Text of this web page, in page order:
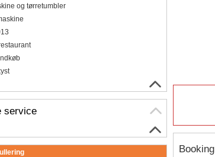
og tørretumbler
service